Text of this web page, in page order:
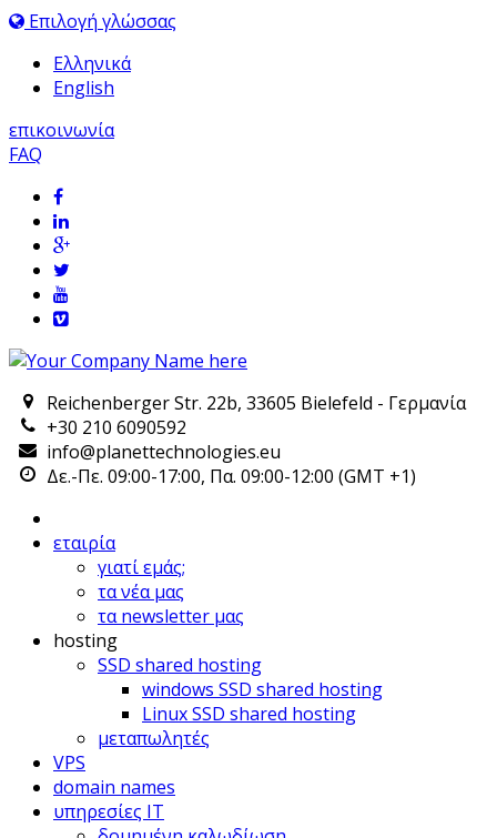
Επιλογή γλώσσας
Ελληνικά
English
επικοινωνία
FAQ
Reichenberger Str. 22b, 33605 Bielefeld - Γερμανία
+30 210 6090592
info@planettechnologies.eu
Δε.-Πε. 09:00-17:00, Πα. 09:00-12:00 (GMT +1)
εταιρία
γιατί εμάς;
τα νέα μας
τα newsletter μας
hosting
SSD shared hosting
windows SSD shared hosting
Linux SSD shared hosting
μεταπωλητές
VPS
domain names
υπηρεσίες IT